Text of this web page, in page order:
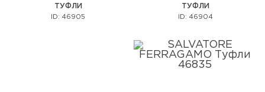
ТУФЛИ
ID: 46905
ТУФЛИ
ID: 46904